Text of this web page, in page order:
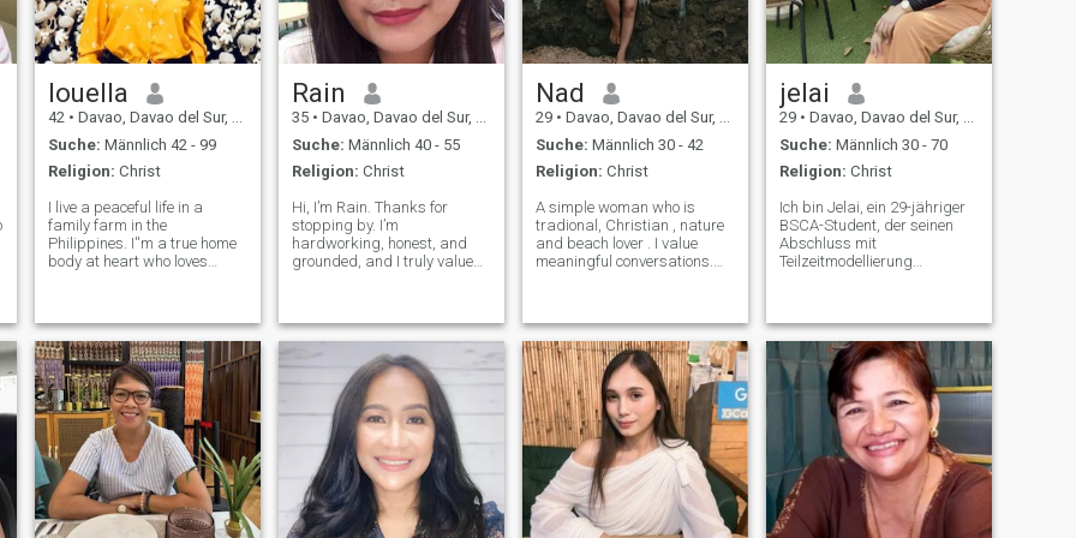
weitergeht. Dinge passieren
aus einem Grund. Also habe
ich gemerkt, dass ich meinen
Seelenverwandten in einer
Dating-App finden kann. Ich
habe bereits einen Pass.
louella
42 • Davao, Davao del Sur, Philippinen
Suche: Männlich 42 - 99
Religion: Christ
I live a peaceful life in a
family farm in the
Philippines. I''m a true home
body at heart who loves
with the right person. I have
a lot of time to chat and know
s
Rain
35 • Davao, Davao del Sur, Philippinen
Suche: Männlich 40 - 55
Religion: Christ
Hi, I’m Rain. Thanks for
stopping by. I’m
hardworking, honest, and
grounded, and I truly value
communicates openly,
respects boundaries, and is
ready for something meani
Nad
29 • Davao, Davao del Sur, Philippinen
Suche: Männlich 30 - 42
Religion: Christ
A simple woman who is
tradional, Christian , nature
and beach lover . I value
meaningful conversations.
commit and marry for the
right man and have children
in teh futur
jelai
29 • Davao, Davao del Sur, Philippinen
Suche: Männlich 30 - 70
Religion: Christ
Ich bin Jelai, ein 29-jähriger
BSCA-Student, der seinen
Abschluss mit
Teilzeitmodellierung
schönen Stadt Davao
genießt. Wenn ich nicht
arbeite oder lerne, bin ich am
Strand, entdecke die Natur
oder schaue Filme mit
meinem Hund Layla.